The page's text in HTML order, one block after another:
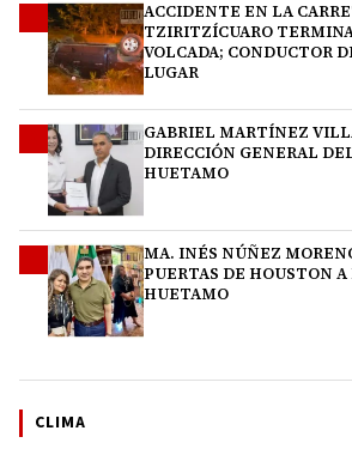
ACCIDENTE EN LA
TZIRITZÍCUARO
VOLCADA; CONDUCTOR
LUGAR
GABRIEL MARTÍNEZ
DIRECCIÓN GENERAL
HUETAMO
MA. INÉS NÚÑEZ
PUERTAS DE HOUSTON
HUETAMO
CLIMA